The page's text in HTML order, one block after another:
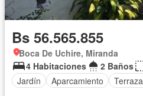
Bs 56.565.855
Boca De Uchire, Miranda
4 Habitaciones
2 Baños
Jardín
Aparcamiento Terraza